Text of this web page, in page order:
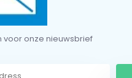
voor onze nieuwsbrief